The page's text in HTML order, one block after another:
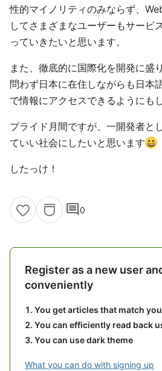
性的マイノリティのみならず、
してさまざまなユーザーもサービ
っていきたいと思います。
また、徹底的に国際化を開発に盛
問わず日本に在住しながらも日本
で情報にアクセスできるようにも
プライド月間ですが、一開発者と
ていい社会にしたいと思います
したっけ！
comment0
Register as a new user
conveniently
You get articles that match
You can efficiently read back
You can use dark theme
What you can do with signing up